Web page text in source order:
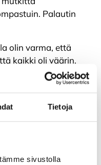
Tietoja
sivustolla
Palautin
olin varma, että
kaikki oli väärin.
jossa pääsääntö
Sitten
väärin, korjataan